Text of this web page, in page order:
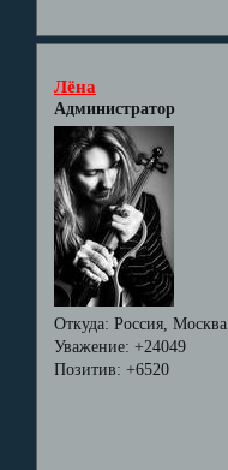
Лёна
Администратор
Откуда: Россия, Москва
Уважение: +24049
Позитив: +6520